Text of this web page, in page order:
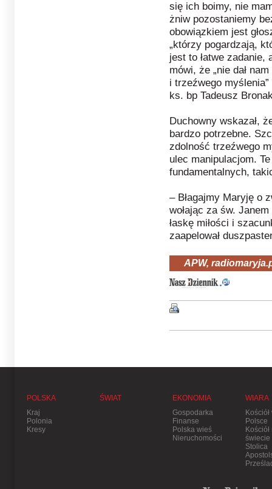
się ich boimy, nie
żniw pozostaniemy
obowiązkiem jest
„którzy pogardzają,
jest to łatwe
mówi, że „nie dał
i trzeźwego
ks. bp Tadeusz
Duchowny wskazał,
bardzo potrzebne.
zdolność trzeźwego
ulec manipulacjom.
fundamentalnych,
– Błagajmy Maryję o
wołając za św.
łaskę miłości i
zaapelował
APW,
POLSKA
Kraj
Polonia
Kresy
ŚWIAT
EKONOMIA
Gospodarka
Finanse
Polska wieś
Nieruchomości
WIARA
Kościół
Polsce
Kościół
świecie
Stolica